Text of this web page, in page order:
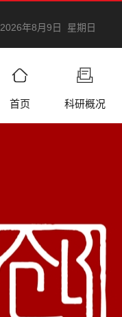
2026年8月9日 星期日
首页 科研概况